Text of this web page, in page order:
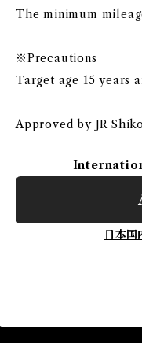
The minimum
※Precautions
Target age 15 years
Approved by JR
日本国